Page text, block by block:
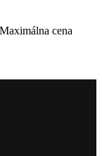
Maximálna cena